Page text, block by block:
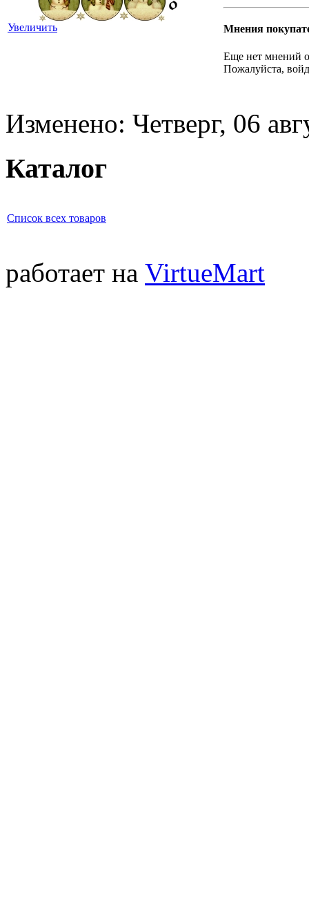
Увеличить Мнения
Еще нет мнений
Пожалуйста,
Изменено: Четверг, 06
Каталог
Список всех товаров
работает на VirtueMart